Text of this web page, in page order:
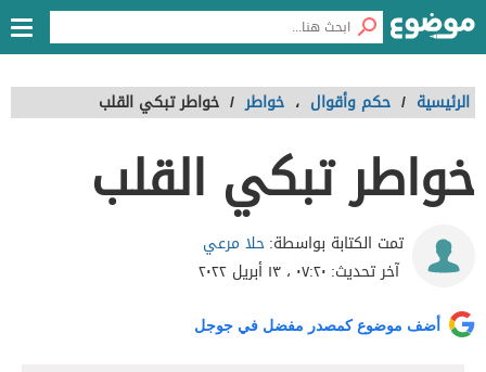
الرئيسية / حكم وأقوال ، خواطر / خواطر تبكي القلب
خواطر تبكي القلب
تمت الكتابة بواسطة:حلا مرعي
آخر تحديث: ٠٧:٢٠ ، ١٣ أبريل ٢٠٢٢
أضف موضوع كمصدر مفضل في جوجل